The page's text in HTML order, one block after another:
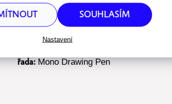
Nastavení
SOUHLASÍM
přibarva:černá, na vodní bázi
šíře hrotu:
řada:Mono Drawing Pen